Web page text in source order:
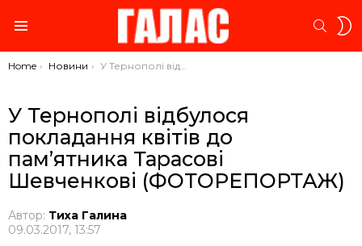
You are here:
Home Новини У Тернополі відбулося покладання квітів до пам’ятника Тарасові Шевченкові (ФОТОРЕПОРТАЖ)
У Тернополі відбулося
покладання квітів до
пам’ятника Тарасові
Шевченкові (ФОТОРЕПОРТАЖ)
Автор: Тиха Галина
09.03.2017, 13:57